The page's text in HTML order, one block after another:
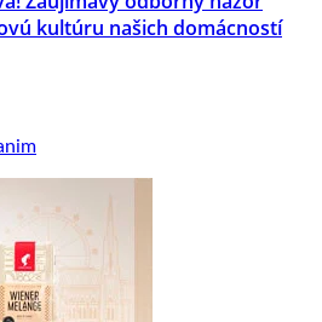
kultúru našich domácností